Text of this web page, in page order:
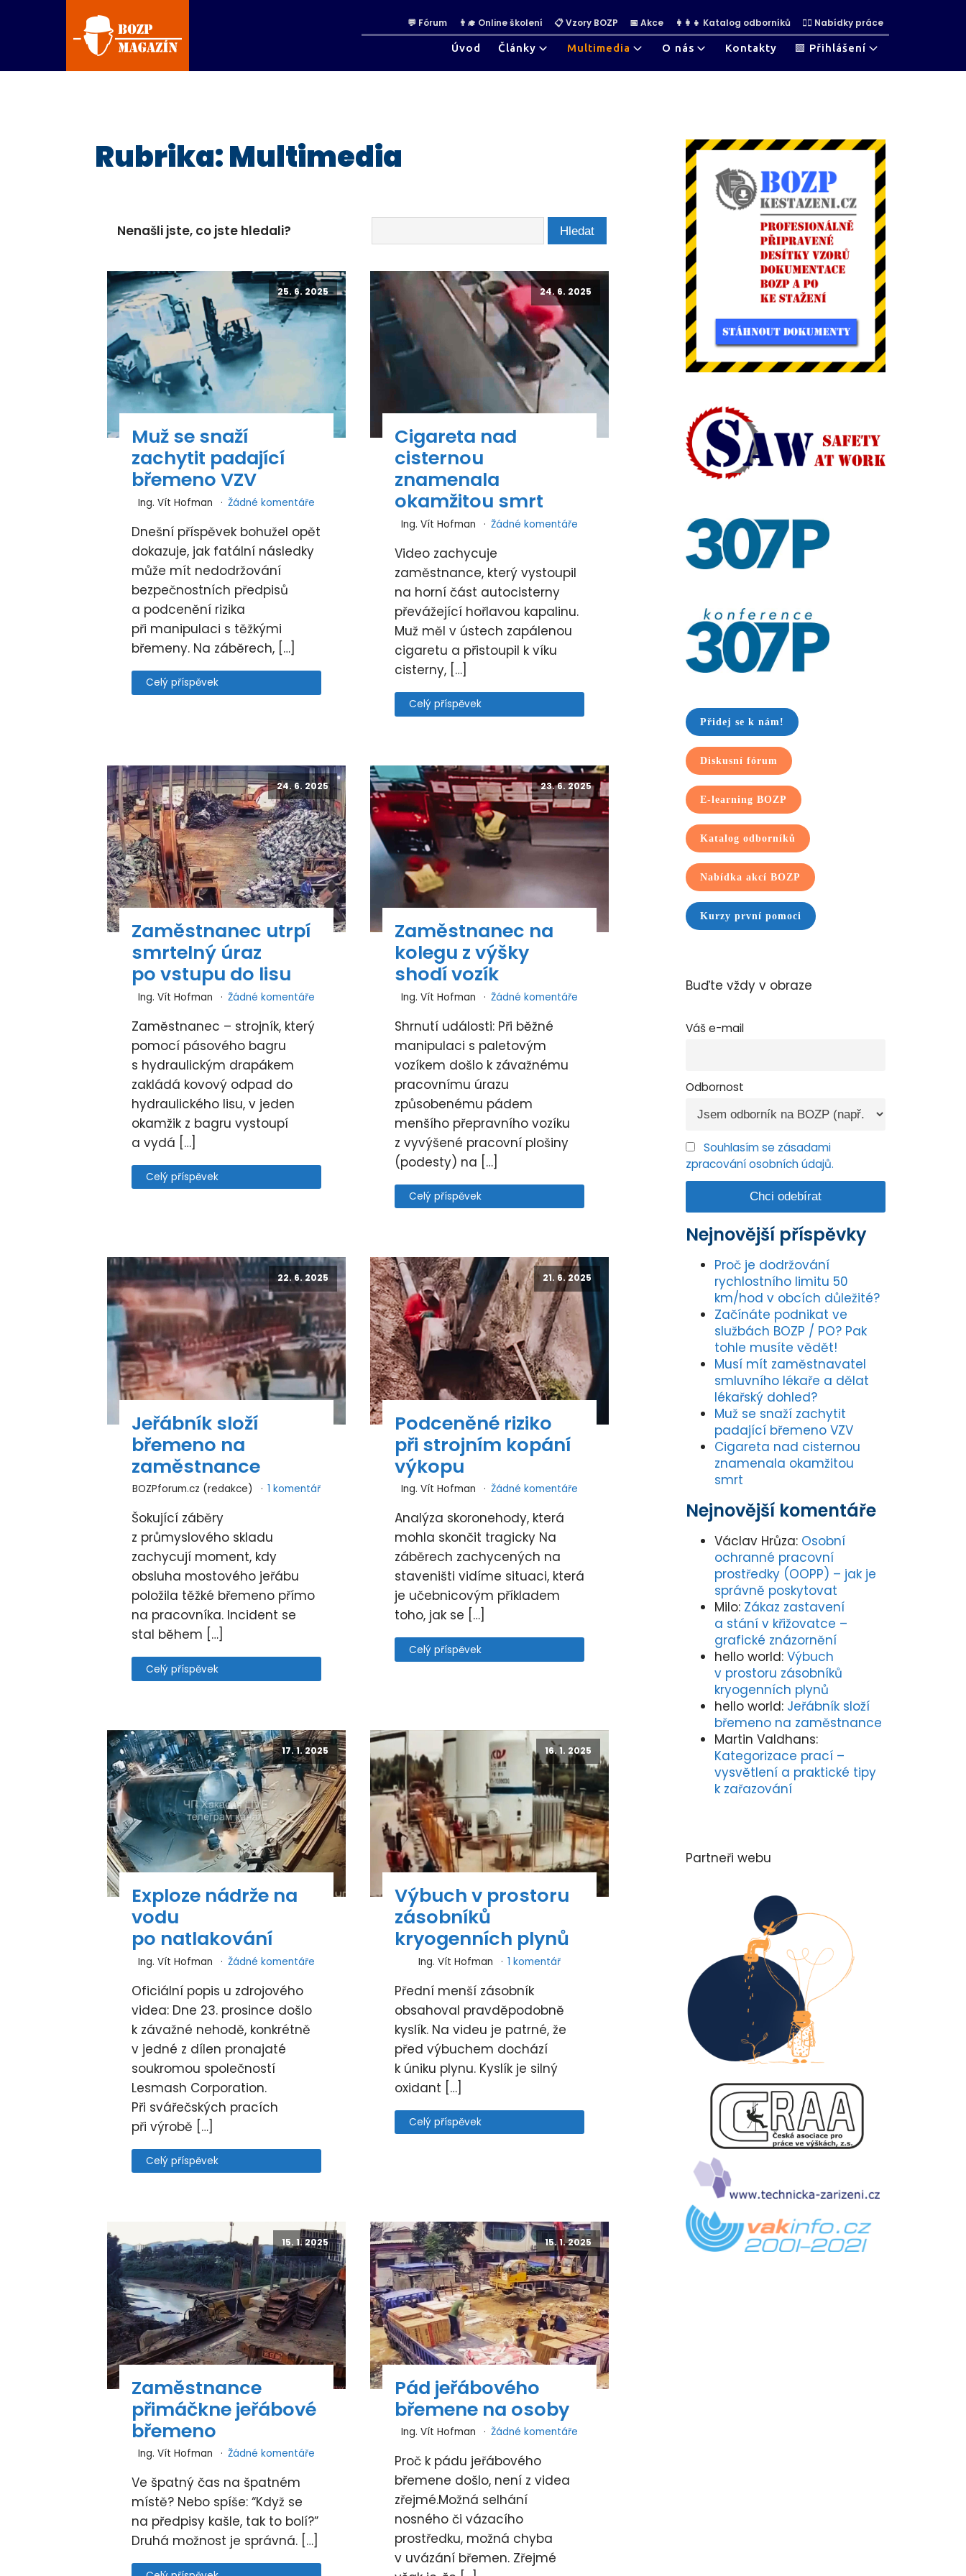
💬 Fórum 👨‍🎓 Online školení 📋 Vzory BOZP 📅 Akce 👩‍👩‍👧 Katalog odborníků 👷‍♀ Nabídky práce
Úvod Články Multimedia O nás Kontakty 🟩 Přihlášení
Rubrika:Multimedia
Nenašli jste, co jste hledali?
25. 6. 2025
Muž se snaží
zachytit padající
břemeno VZV
Ing. Vít Hofman Žádné komentáře
Dnešní příspěvek bohužel opět
dokazuje, jak fatální následky
může mít nedodržování
bezpečnostních předpisů
a podcenění rizika
při manipulaci s těžkými
břemeny. Na záběrech, […]
Celý příspěvek
24. 6. 2025
Cigareta nad
cisternou
znamenala
okamžitou smrt
Ing. Vít Hofman Žádné komentáře
Video zachycuje
zaměstnance, který vystoupil
na horní část autocisterny
převážející hořlavou kapalinu.
Muž měl v ústech zapálenou
cigaretu a přistoupil k víku
cisterny, […]
Celý příspěvek
24. 6. 2025
Zaměstnanec utrpí
smrtelný úraz
po vstupu do lisu
Ing. Vít Hofman Žádné komentáře
Zaměstnanec – strojník, který
pomocí pásového bagru
s hydraulickým drapákem
zakládá kovový odpad do
hydraulického lisu, v jeden
okamžik z bagru vystoupí
a vydá […]
Celý příspěvek
23. 6. 2025
Zaměstnanec na
kolegu z výšky
shodí vozík
Ing. Vít Hofman Žádné komentáře
Shrnutí události: Při běžné
manipulaci s paletovým
vozíkem došlo k závažnému
pracovnímu úrazu
způsobenému pádem
menšího přepravního vozíku
z vyvýšené pracovní plošiny
(podesty) na […]
Celý příspěvek
22. 6. 2025
Jeřábník složí
břemeno na
zaměstnance
BOZPforum.cz (redakce) 1 komentář
Šokující záběry
z průmyslového skladu
zachycují moment, kdy
obsluha mostového jeřábu
položila těžké břemeno přímo
na pracovníka. Incident se
stal během […]
Celý příspěvek
21. 6. 2025
Podceněné riziko
při strojním kopání
výkopu
Ing. Vít Hofman Žádné komentáře
Analýza skoronehody, která
mohla skončit tragicky Na
záběrech zachycených na
staveništi vidíme situaci, která
je učebnicovým příkladem
toho, jak se […]
Celý příspěvek
17. 1. 2025
Exploze nádrže na
vodu
po natlakování
Ing. Vít Hofman Žádné komentáře
Oficiální popis u zdrojového
videa: Dne 23. prosince došlo
k závažné nehodě, konkrétně
v jedné z dílen pronajaté
soukromou společností
Lesmash Corporation.
Při svářečských pracích
při výrobě […]
Celý příspěvek
16. 1. 2025
Výbuch v prostoru
zásobníků
kryogenních plynů
Ing. Vít Hofman 1 komentář
Přední menší zásobník
obsahoval pravděpodobně
kyslík. Na videu je patrné, že
před výbuchem dochází
k úniku plynu. Kyslík je silný
oxidant […]
Celý příspěvek
15. 1. 2025
Zaměstnance
přimáčkne jeřábové
břemeno
Ing. Vít Hofman Žádné komentáře
Ve špatný čas na špatném
místě? Nebo spíše: “Když se
na předpisy kašle, tak to bolí?”
Druhá možnost je správná. […]
15. 1. 2025
Pád jeřábového
břemene na osoby
Ing. Vít Hofman Žádné komentáře
Proč k pádu jeřábového
břemene došlo, není z videa
zřejmé.Možná selhání
nosného či vázacího
prostředku, možná chyba
v uvázání břemen. Zřejmé
Přidej se k nám!
Diskusní fórum
E-learning BOZP
Katalog odborníků
Nabídka akcí BOZP
Kurzy první pomoci
Buďte vždy v obraze
Váš e-mail
Odbornost
Souhlasím se zásadami
zpracování osobních údajů.
Nejnovější příspěvky
Proč je dodržování
rychlostního limitu 50
km/hod v obcích důležité?
Začínáte podnikat ve
službách BOZP / PO? Pak
tohle musíte vědět!
Musí mít zaměstnavatel
smluvního lékaře a dělat
lékařský dohled?
Muž se snaží zachytit
padající břemeno VZV
Cigareta nad cisternou
znamenala okamžitou
smrt
Nejnovější komentáře
Václav Hrůza: Osobní
ochranné pracovní
prostředky (OOPP) – jak je
správně poskytovat
Milo: Zákaz zastavení
a stání v křižovatce –
grafické znázornění
hello world: Výbuch
v prostoru zásobníků
kryogenních plynů
hello world: Jeřábník složí
břemeno na zaměstnance
Martin Valdhans:
Kategorizace prací –
vysvětlení a praktické tipy
k zařazování
Partneři webu